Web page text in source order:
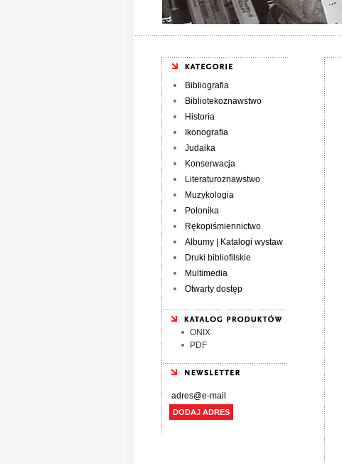
Bibliografia
Bibliotekoznawstwo
Historia
Ikonografia
Judaika
Konserwacja
Literaturoznawstwo
Muzykologia
Polonika
Rękopiśmiennictwo
Albumy | Katalogi wystaw
Druki bibliofilskie
Multimedia
Otwarty dostęp
ONIX
PDF
DODAJ ADRES